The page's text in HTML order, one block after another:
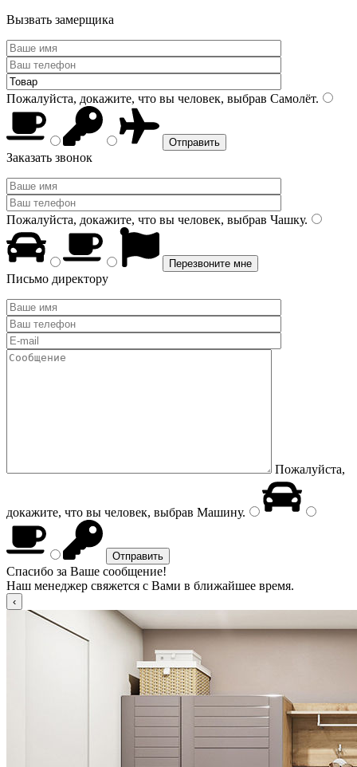
Вызвать замерщика
Пожалуйста, докажите, что вы человек, выбрав Самолёт.
Заказать звонок
Пожалуйста, докажите, что вы человек, выбрав Чашку.
Письмо директору
Пожалуйста,
докажите, что вы человек, выбрав Машину.
Спасибо за Ваше сообщение!
Наш менеджер свяжется с Вами в ближайшее время.